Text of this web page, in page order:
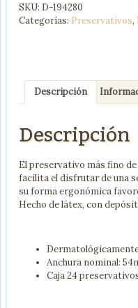
cantidad
SKU: D-194280
Categorías: Preservativos,
Descripción
Descripción
El preservativo más fino
facilita el disfrutar de una
su forma ergonómica
Hecho de látex, con
Anchura nominal:
Caja 24